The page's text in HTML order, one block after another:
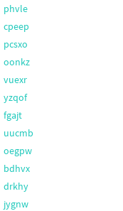
phvle
cpeep
pcsxo
oonkz
vuexr
yzqof
fgajt
uucmb
oegpw
bdhvx
drkhy
jygnw